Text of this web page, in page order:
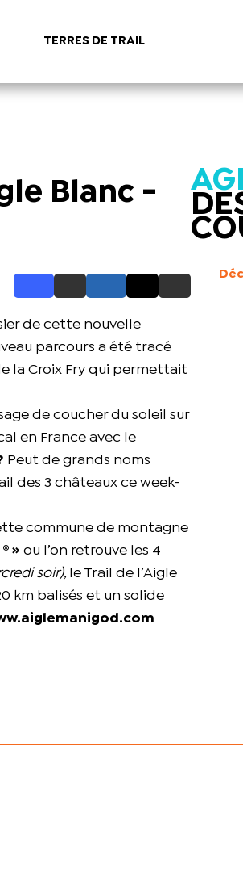
TERRES DE TRAIL
Blanc -
de cette nouvelle
parcours a été tracé
la Croix Fry qui permettait
de coucher du soleil sur
en France avec le
Peut de grands noms
des 3 châteaux ce week-
commune de montagne
» ou l’on retrouve les 4
soir), le Trail de l’Aigle
km balisés et un solide